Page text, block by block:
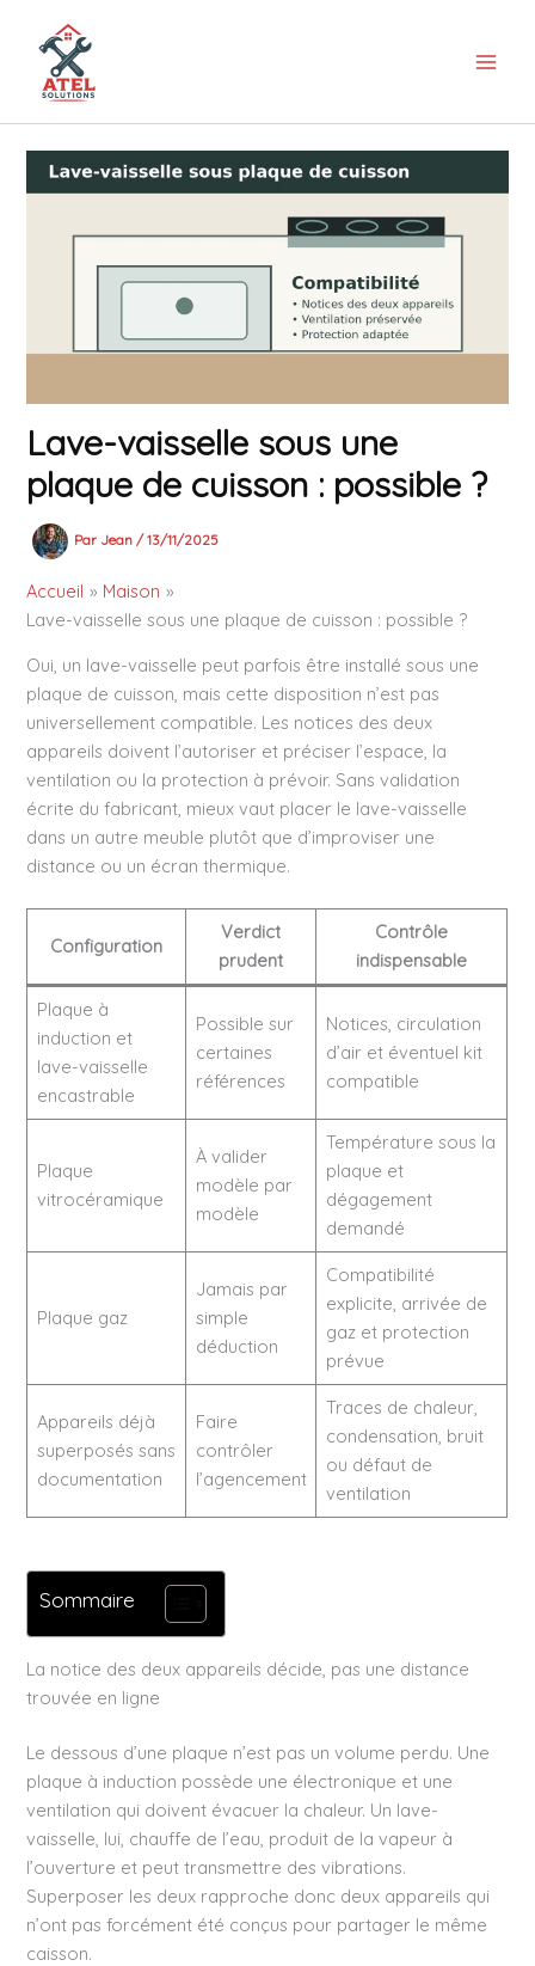
contenu
Lave-vaisselle sous une
plaque de cuisson : possible ?
Par Jean /13/11/2025
Accueil
Maison
Lave-vaisselle sous une plaque de cuisson : possible ?
Oui, un lave-vaisselle peut parfois être installé sous une
plaque de cuisson, mais cette disposition n’est pas
universellement compatible. Les notices des deux
appareils doivent l’autoriser et préciser l’espace, la
ventilation ou la protection à prévoir. Sans validation
écrite du fabricant, mieux vaut placer le lave-vaisselle
dans un autre meuble plutôt que d’improviser une
distance ou un écran thermique.
Configuration
Verdict
prudent
Contrôle
indispensable
Plaque à
induction et
lave-vaisselle
encastrable
Possible sur
certaines
références
Notices, circulation
d’air et éventuel kit
compatible
Plaque
vitrocéramique
À valider
modèle par
modèle
Température sous la
plaque et
dégagement
demandé
Plaque gaz
Jamais par
simple
déduction
Compatibilité
explicite, arrivée de
gaz et protection
prévue
Appareils déjà
superposés sans
documentation
Faire
contrôler
l’agencement
Traces de chaleur,
condensation, bruit
ou défaut de
ventilation
Sommaire
La notice des deux appareils décide, pas une distance
trouvée en ligne
Le dessous d’une plaque n’est pas un volume perdu. Une
plaque à induction possède une électronique et une
ventilation qui doivent évacuer la chaleur. Un lave-
vaisselle, lui, chauffe de l’eau, produit de la vapeur à
l’ouverture et peut transmettre des vibrations.
Superposer les deux rapproche donc deux appareils qui
n’ont pas forcément été conçus pour partager le même
caisson.